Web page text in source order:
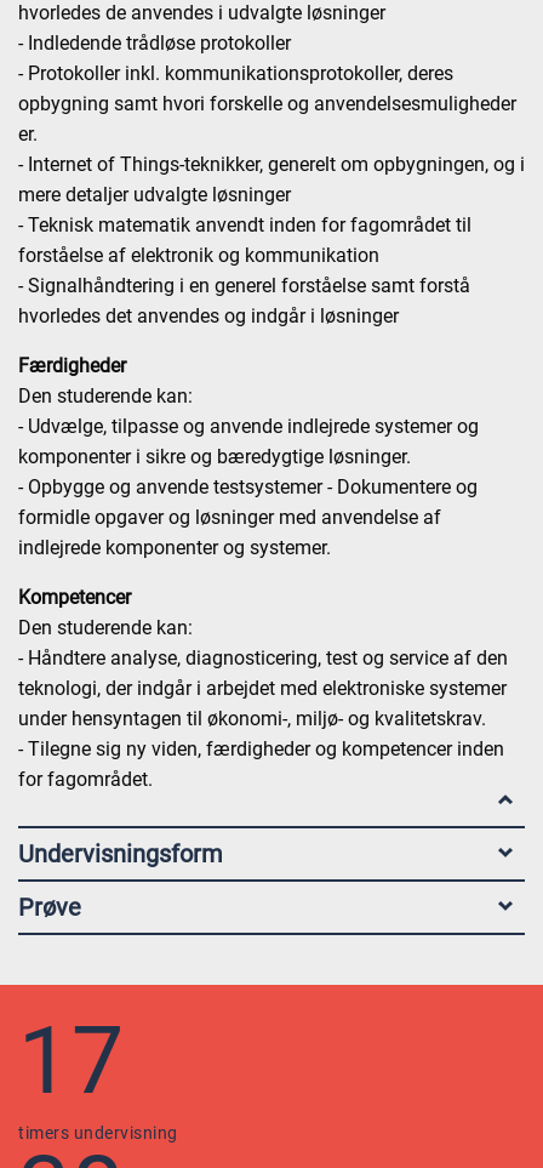
hvorledes de anvendes i udvalgte løsninger
- Indledende trådløse protokoller
- Protokoller inkl. kommunikationsprotokoller, deres
opbygning samt hvori forskelle og anvendelsesmuligheder
er.
- Internet of Things-teknikker, generelt om opbygningen, og i
mere detaljer udvalgte løsninger
- Teknisk matematik anvendt inden for fagområdet til
forståelse af elektronik og kommunikation
- Signalhåndtering i en generel forståelse samt forstå
hvorledes det anvendes og indgår i løsninger
Færdigheder
Den studerende kan:
- Udvælge, tilpasse og anvende indlejrede systemer og
komponenter i sikre og bæredygtige løsninger.
- Opbygge og anvende testsystemer - Dokumentere og
formidle opgaver og løsninger med anvendelse af
indlejrede komponenter og systemer.
Kompetencer
Den studerende kan:
- Håndtere analyse, diagnosticering, test og service af den
teknologi, der indgår i arbejdet med elektroniske systemer
under hensyntagen til økonomi-, miljø- og kvalitetskrav.
- Tilegne sig ny viden, færdigheder og kompetencer inden
for fagområdet.
Undervisningsform
Prøve
17
timers undervisning